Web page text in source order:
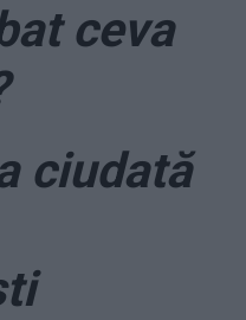
ceva
ciudată